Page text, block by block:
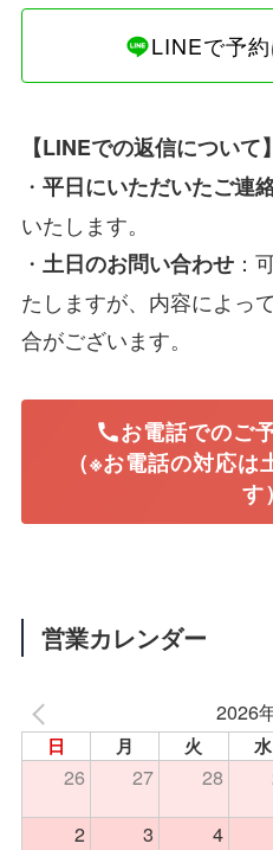
LINEで予
【LINEでの返信について】
・ 平日にいただいたご連
いたします。
・ 土日のお問い合わせ：
たしますが、内容によっ
合がございます。
お電話でのご
（※お電話の対応
す）
営業カレンダー
2026
日 月 火 水
26 27 28
2
3 4